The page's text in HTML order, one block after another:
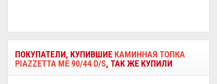
ПОКУПАТЕЛИ, КУПИВШИЕ КАМИННАЯ ТОПКА
PIAZZETTA ME 90/44 D/S, ТАК ЖЕ КУПИЛИ